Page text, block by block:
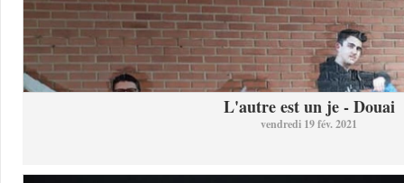
L'autre est un je - Douai
vendredi 19 fév. 2021